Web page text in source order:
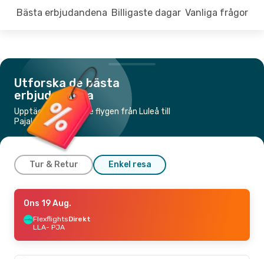
Bästa erbjudandena Billigaste dagar Vanliga frågor
Utforska de bästa
erbjudandena
Upptäck de billigaste flygen från Luleå till
Pajala
Tur & Retur Enkel resa
Tors 13 Aug.
FlexflightsDirekt
LLA- PJA
PJA- LLA
Ons 19 Aug.
FlexflightsDirekt
LLA- PJA